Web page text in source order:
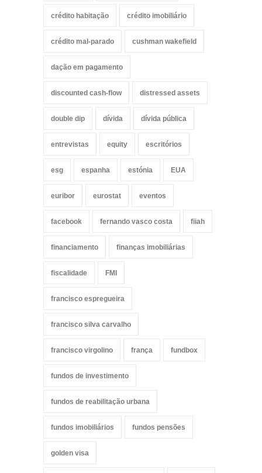
crédito habitação crédito imobiliário
crédito mal-parado cushman wakefield
dação em pagamento
discounted cash-flow distressed assets
double dip dívida dívida pública
entrevistas equity escritórios
esg espanha estónia EUA
euribor eurostat eventos
facebook fernando vasco costa fiiah
financiamento finanças imobiliárias
fiscalidade FMI
francisco espregueira
francisco silva carvalho
francisco virgolino frança fundbox
fundos de investimento
fundos de reabilitação urbana
fundos imobiliários fundos pensões
golden visa